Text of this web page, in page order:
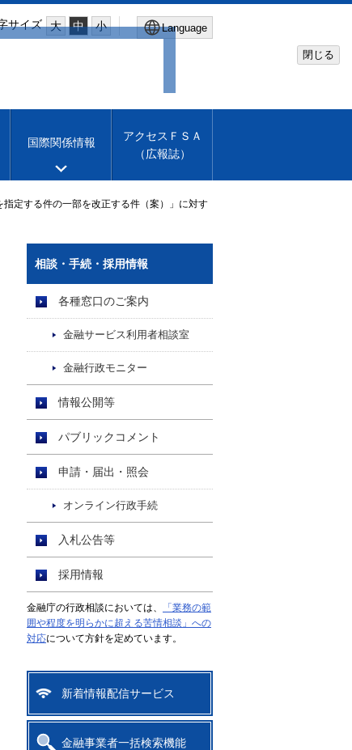
サイズ 大 中 小 Language
Machine translation
閉じる
国際関係情報
アクセスＦＳＡ
（広報誌）
定する件の一部を改正する件（案）」に対す
相談・手続・採用情報
各種窓口のご案内
金融サービス利用者相談室
金融行政モニター
情報公開等
パブリックコメント
申請・届出・照会
オンライン行政手続
入札公告等
採用情報
金融庁の行政相談においては、
「業務の範
囲や程度を明らかに超える苦情相談」への
対応について方針を定めています。
新着情報配信サービス
金融事業者一括検索機能